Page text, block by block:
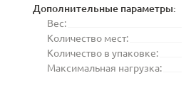
Дополнительные параметры:
Вес:
Количество мест:
Количество в упаковке:
Максимальная нагрузка: